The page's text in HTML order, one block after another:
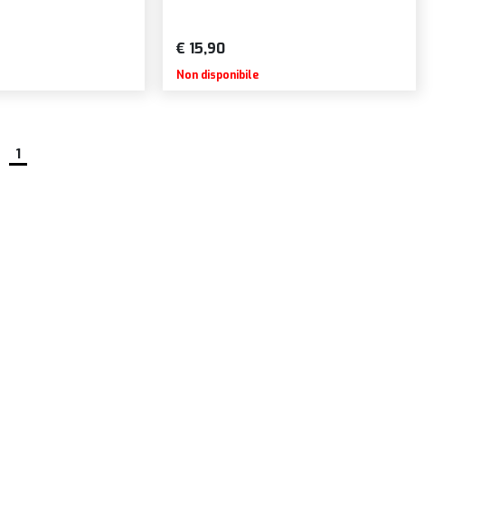
€ 15,90
Non disponibile
1